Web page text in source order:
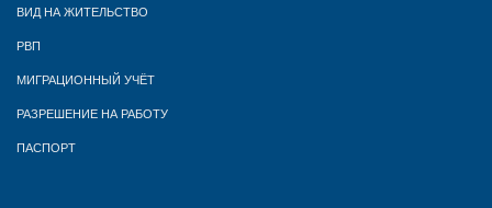
ВИД НА ЖИТЕЛЬСТВО
РВП
МИГРАЦИОННЫЙ УЧЁТ
РАЗРЕШЕНИЕ НА РАБОТУ
ПАСПОРТ